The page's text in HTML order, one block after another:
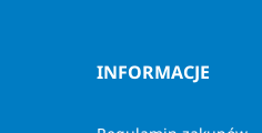
INFORMACJE